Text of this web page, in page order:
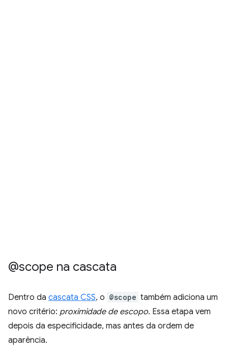
@scope na cascata
Dentro da cascata CSS, o @scope também adiciona um
novo critério: proximidade de escopo. Essa etapa vem
depois da especificidade, mas antes da ordem de
aparência.